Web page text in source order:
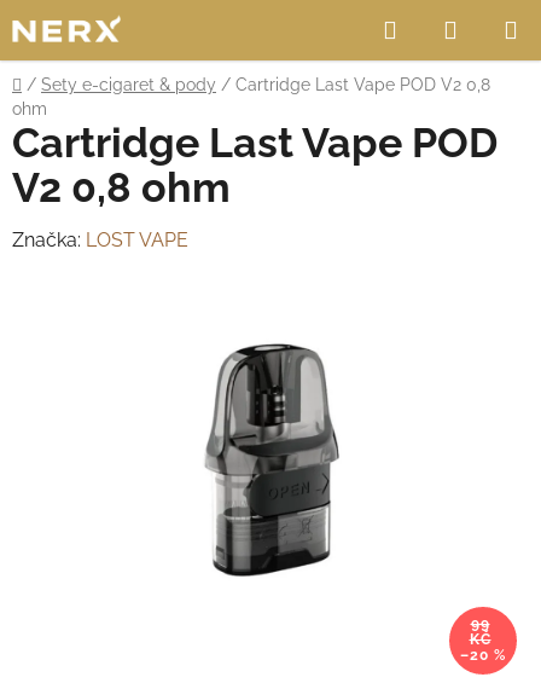
na
obsah
Hledat
KOŠÍK
Domů
/ Sety e-cigaret & pody / Cartridge Last Vape POD V2 0,8
ohm
Cartridge Last Vape POD
V2 0,8 ohm
Značka: LOST VAPE
99
KČ
–20 %